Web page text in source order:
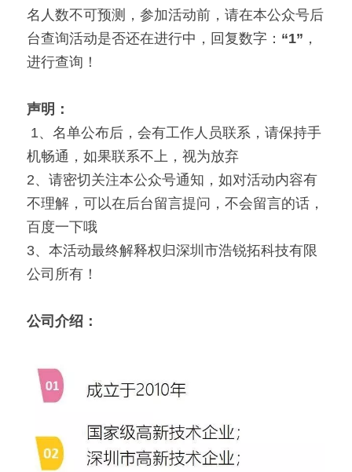
名人数不可预测，参加活动前，请在本公众号后
台查询活动是否还在进行中，回复数字： “1” ，
进行查询！
声明：
机畅通，如果联系不上，视为放弃
2、请密切关注本公众号通知，如对活动内容有
不理解，可以在后台留言提问，不会留言的话，
百度一下哦
3、本活动最终解释权归深圳市浩锐拓科技有限
公司所有！
公司介绍：